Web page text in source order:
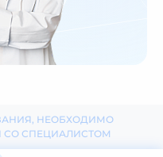
НЕОБХОДИМО
СО СПЕЦИАЛИСТОМ